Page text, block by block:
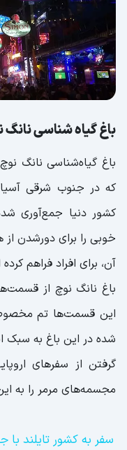
باغ گیاه شناسی نانگ
باغ گیاه‌شناسی نانگ
کشور دنیا جمع‌آوری
خوبی را برای دورشدن
آن، برای افراد فراهم
باغ نانگ نوچ از
این قسمت‌ها تم مخصوص
شده در این باغ به سبک
گرفتن از سفرهای
مجسمه‌های مرمر را به
سفر به کشور تایلند با